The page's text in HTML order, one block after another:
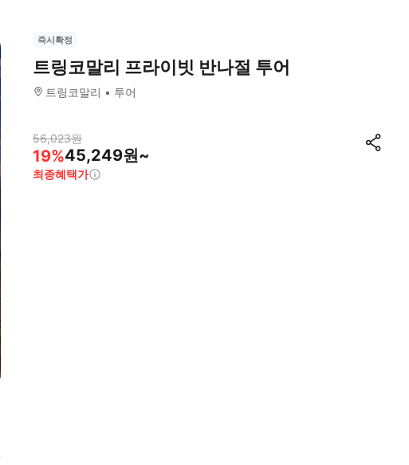
즉시확정
트링코말리 프라이빗 반나절 투어
트링코말리 투어
56,023원
19%45,249원~
최종혜택가